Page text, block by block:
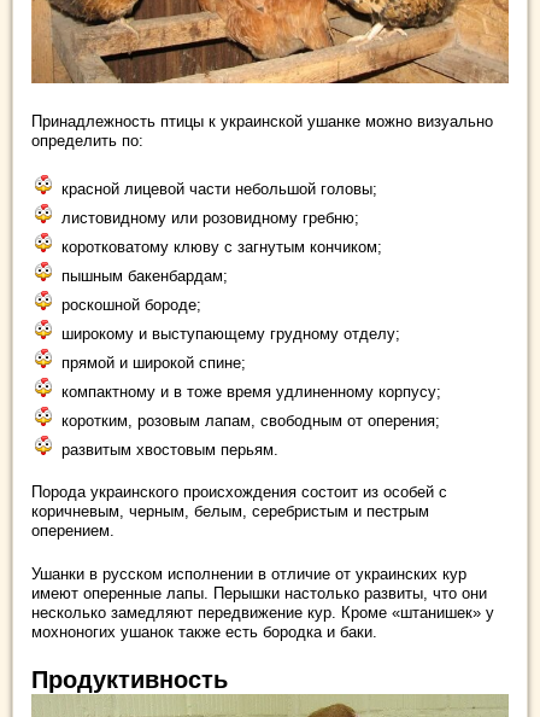
Принадлежность птицы к украинской ушанке можно визуально
определить по:
красной лицевой части небольшой головы;
листовидному или розовидному гребню;
коротковатому клюву с загнутым кончиком;
пышным бакенбардам;
роскошной бороде;
широкому и выступающему грудному отделу;
прямой и широкой спине;
компактному и в тоже время удлиненному корпусу;
коротким, розовым лапам, свободным от оперения;
развитым хвостовым перьям.
Порода украинского происхождения состоит из особей с
коричневым, черным, белым, серебристым и пестрым
оперением.
Ушанки в русском исполнении в отличие от украинских кур
имеют оперенные лапы. Перышки настолько развиты, что они
несколько замедляют передвижение кур. Кроме «штанишек» у
мохноногих ушанок также есть бородка и баки.
Продуктивность